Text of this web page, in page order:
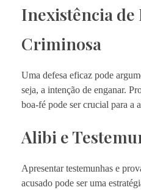
Inexistência de
Criminosa
Uma defesa eficaz pode
seja, a intenção de enganar.
boa-fé pode ser crucial para a
Alibi e
Apresentar testemunhas e
acusado pode ser uma